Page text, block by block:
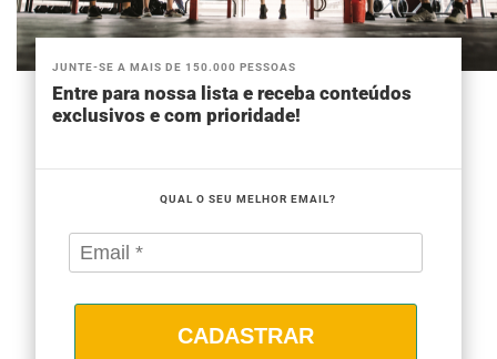
JUNTE-SE A MAIS DE 150.000 PESSOAS
Entre para nossa lista e receba conteúdos
exclusivos e com prioridade!
QUAL O SEU MELHOR EMAIL?
CADASTRAR